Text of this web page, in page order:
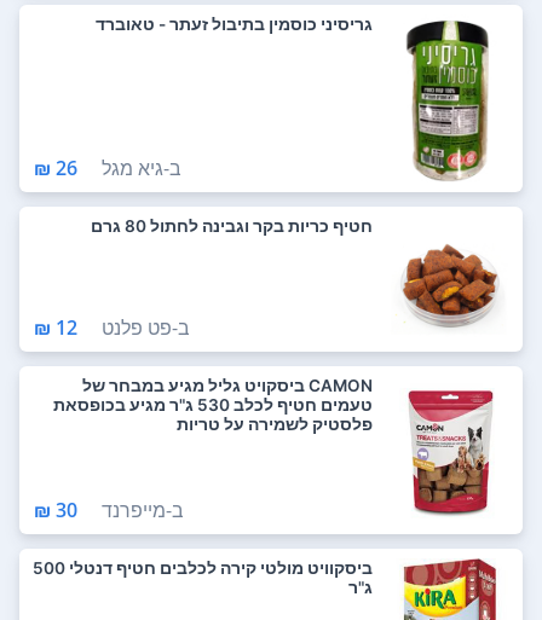
גריסיני כוסמין בתיבול זעתר - טאוברד
ב-גיא מגל 26 ₪
חטיף כריות בקר וגבינה לחתול 80 גרם
ב-פט פלנט 12 ₪
CAMON ביסקויט גליל מגיע במבחר של
טעמים חטיף לכלב 530 ג"ר מגיע בכופסאת
פלסטיק לשמירה על טריות
ב-מייפרנד 30 ₪
ביסקוויט מולטי קירה לכלבים חטיף דנטלי 500
ג"ר